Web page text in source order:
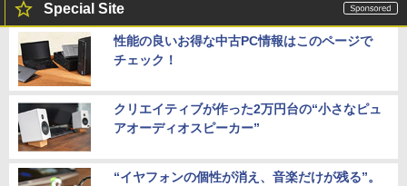
Special Site
性能の良いお得な中古PC情報はこのページで
チェック！
クリエイティブが作った2万円台の“小さなピュ
アオーディオスピーカー”
“イヤフォンの個性が消え、音楽だけが残る”。